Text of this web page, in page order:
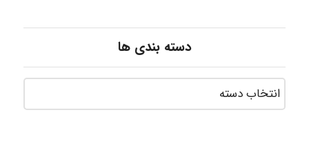
دسته بندی ها